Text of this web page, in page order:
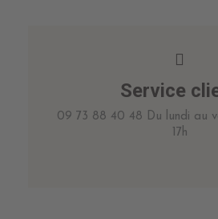
Service
09 73 88 40 48 Du lundi au
17h